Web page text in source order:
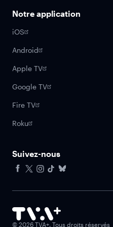
Notre application
iOS
Android
Apple TV
Google TV
Fire TV
Roku
Suivez-nous
© 2026 TVA+. Tous droits réservés